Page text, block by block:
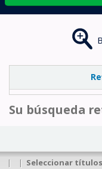
Su búsqueda
| | Seleccionar